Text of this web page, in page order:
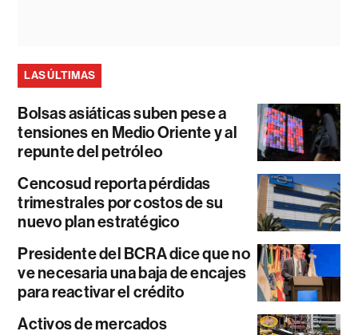
LAS ÚLTIMAS
Bolsas asiáticas suben pese a
tensiones en Medio Oriente y al
repunte del petróleo
Cencosud reporta pérdidas
trimestrales por costos de su
nuevo plan estratégico
Presidente del BCRA dice que no
ve necesaria una baja de encajes
para reactivar el crédito
Activos de mercados